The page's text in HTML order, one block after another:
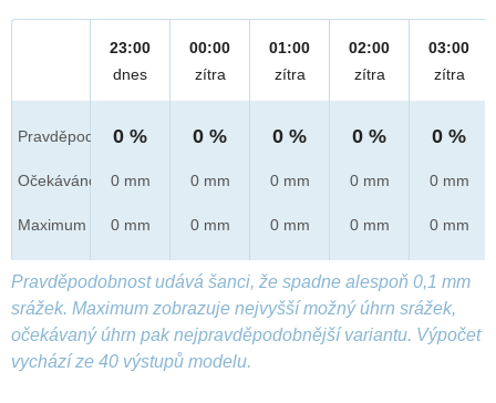
Pravděpod.
Očekáváno
Maximum
23:00
dnes
0 %
0 mm
0 mm
00:00
zítra
0 %
0 mm
0 mm
01:00
zítra
0 %
0 mm
0 mm
02:00
zítra
0 %
0 mm
0 mm
03:00
zítra
0 %
0 mm
0 mm
Pravděpodobnost udává šanci, že spadne alespoň 0,1 mm
srážek. Maximum zobrazuje nejvyšší možný úhrn srážek,
očekávaný úhrn pak nejpravděpodobnější variantu. Výpočet
vychází ze 40 výstupů modelu.